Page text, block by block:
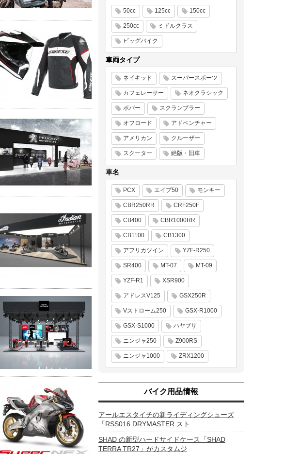
50cc 125cc 150cc
250cc ミドルクラス
ビッグバイク
車両タイプ
ネイキッド スーパースポーツ
カフェレーサー ネオクラシック
ボバー スクランブラー
オフロード アドベンチャー
アメリカン クルーザー
スクーター 絶版・旧車
車名
PCX エイプ50 モンキー
CBR250RR CRF250F
CB400 CBR1000RR
CB1100 CB1300
アフリカツイン YZF-R250
SR400 MT-07 MT-09
YZF-R1 XSR900
アドレスV125 GSX250R
Vストローム250 GSX-R1000
GSX-S1000 ハヤブサ
ニンジャ250 Z900RS
ニンジャ1000 ZRX1200
バイク用品情報
アールエスタイチの新ライディングシューズ
「RSS016 DRYMASTER スト
SHAD の新型ハードサイドケース「SHAD
TERRA TR27」がカスタムジ